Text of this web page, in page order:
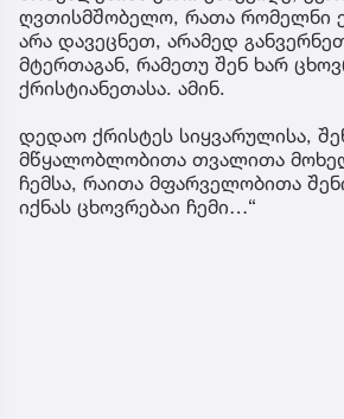
ღვთისმშობელო, რათა რომელნი
არა დავეცნეთ, არამედ
მტერთაგან, რამეთუ შენ ხარ
ქრისტიანეთასა. ამინ.
დედაო ქრისტეს სიყვარულისა,
მწყალობლობითა თვალითა
ჩემსა, რაითა მფარველობითა
იქნას ცხოვრებაი ჩემი…“